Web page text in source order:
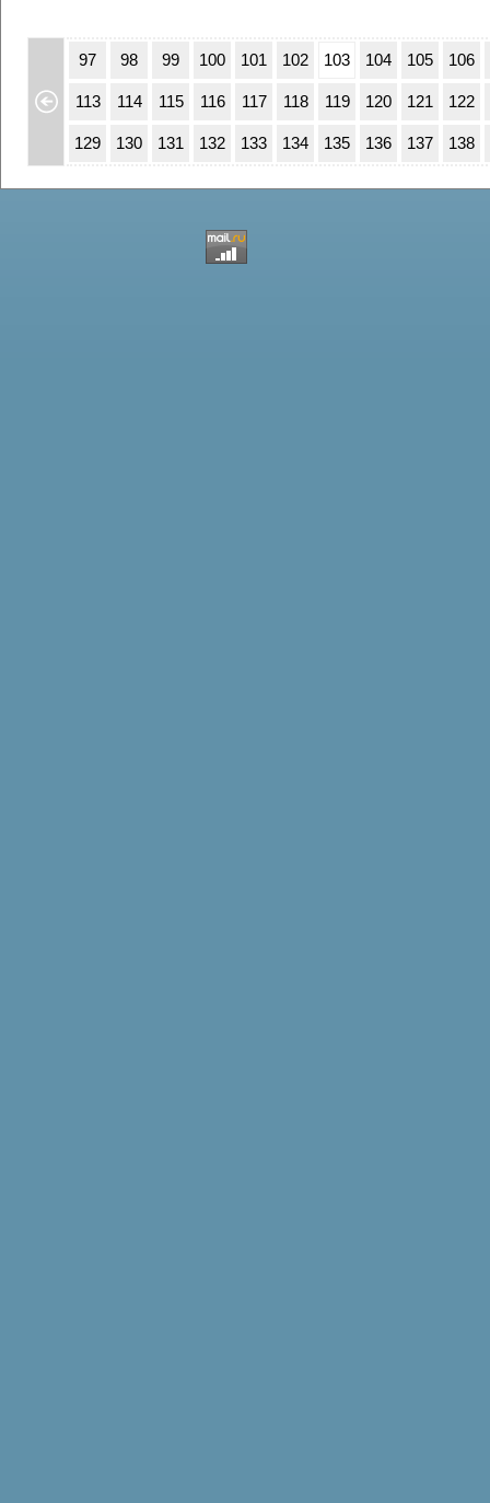
80
97 98 99 100 101 102 103 104 105 106
113 114 115 116 117 118 119 120 121 122
129 130 131 132 133 134 135 136 137 138